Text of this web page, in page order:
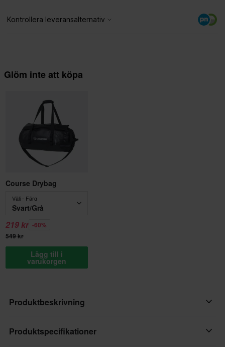
Glöm inte att köpa
Course Drybag
Välj - Färg
Svart/Grå
219 kr -60%
549 kr
Lägg till i
varukorgen
Produktbeskrivning
Shot Race-utrustningen ger årtionden av erfarenhet till dess
Produktspecifikationer